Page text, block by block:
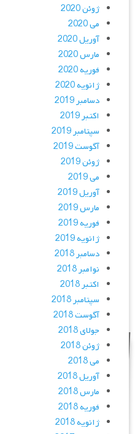
ژوئن 2020
می 2020
آوریل 2020
مارس 2020
فوریه 2020
ژانویه 2020
دسامبر 2019
اکتبر 2019
سپتامبر 2019
آگوست 2019
ژوئن 2019
می 2019
آوریل 2019
مارس 2019
فوریه 2019
ژانویه 2019
دسامبر 2018
نوامبر 2018
اکتبر 2018
سپتامبر 2018
آگوست 2018
جولای 2018
ژوئن 2018
می 2018
آوریل 2018
مارس 2018
فوریه 2018
ژانویه 2018